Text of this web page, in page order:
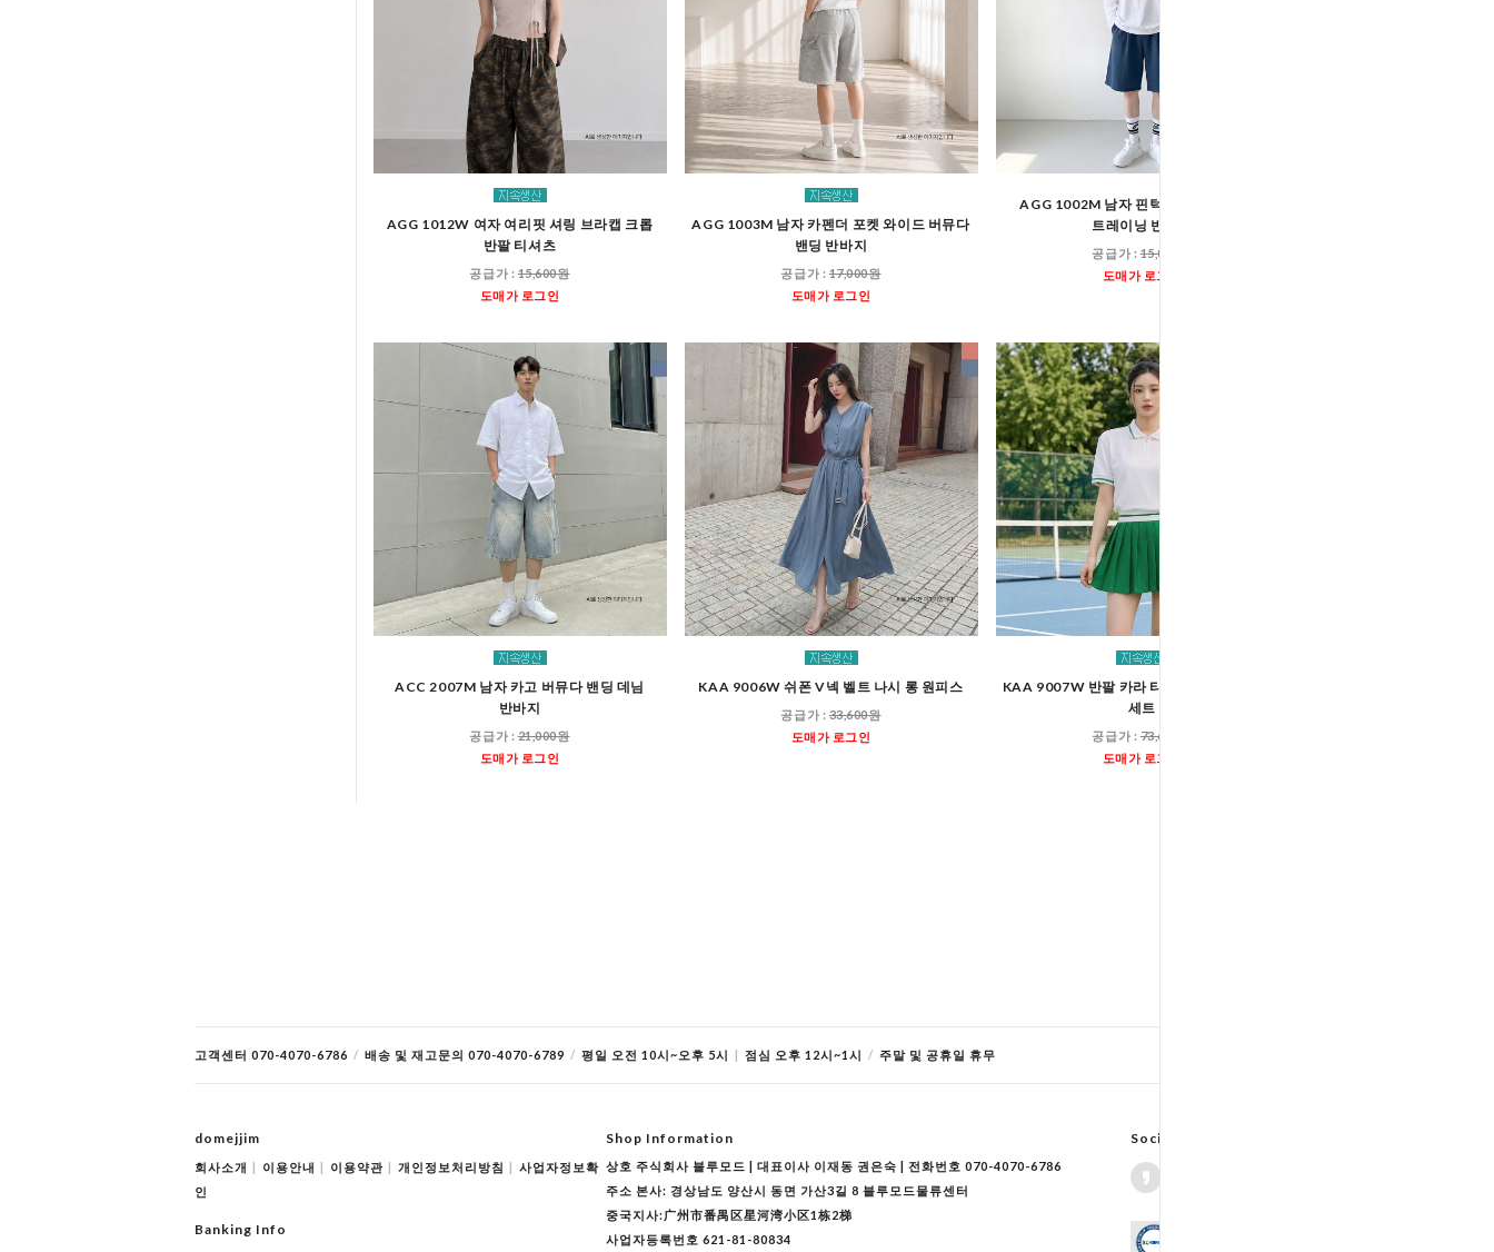
AGG 1012W 여자 여리핏 셔링 브라캡 크롭
반팔 티셔츠
공급가 :15,600원
도매가 로그인
AGG 1003M 남자 카펜더 포켓 와이드 버뮤다
밴딩 반바지
공급가 :17,000원
도매가 로그인
AGG 1002M 남자 핀턱 와이드 5부 밴딩
트레이닝 반바지
공급가 :15,000원
도매가 로그인
ACC 2007M 남자 카고 버뮤다 밴딩 데님
반바지
공급가 :21,000원
도매가 로그인
KAA 9006W 쉬폰 V넥 벨트 나시 롱 원피스
공급가 :33,600원
도매가 로그인
KAA 9007W 반팔 카라 티셔츠 테니스 스커트
세트
공급가 :73,600원
도매가 로그인
고객센터 070-4070-6786 / 배송 및 재고문의 070-4070-6789 / 평일 오전 10시~오후 5시 | 점심 오후 12시~1시 / 주말 및 공휴일 휴무
domejjim
회사소개 이용안내 이용약관 개인정보처리방침
사업자정보확
인
Banking Info
Shop Information
상호 주식회사 블루모드 | 대표이사 이재동 권은숙 | 전화번호 070-4070-6786
주소 본사: 경상남도 양산시 동면 가산3길 8 블루모드물류센터
중국지사:广州市番禺区星河湾小区1栋2梯
사업자등록번호 621-81-80834
Social Network